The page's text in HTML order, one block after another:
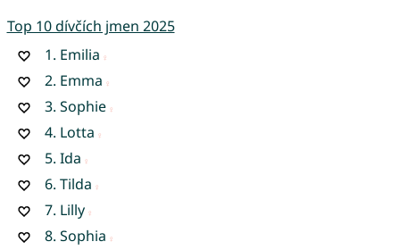
Top 10 dívčích jmen 2025
1. Emilia
2. Emma
3. Sophie
4. Lotta
5. Ida
6. Tilda
7. Lilly
8. Sophia